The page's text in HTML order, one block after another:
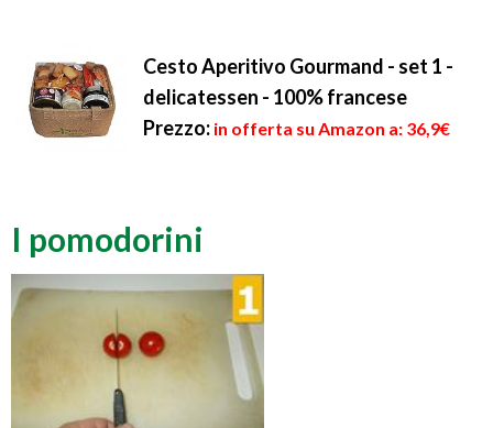
Cesto Aperitivo Gourmand - set 1 -
delicatessen - 100% francese
Prezzo: in offerta su Amazon a: 36,9€
I pomodorini